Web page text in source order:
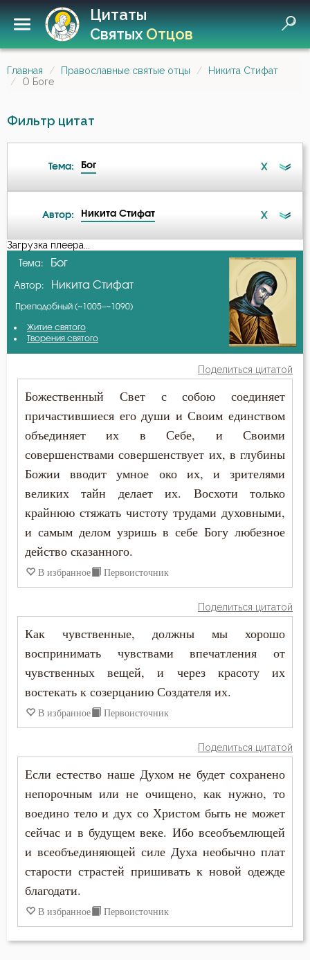
Цитаты
СвятыхОтцов
Главная Православные святые отцы
Никита Стифат
О Боге
Фильтр цитат
Тема: Бог X
Ангел
Бесстрастие
Бесы
Блуд
Богатство
Богопознание
Болезнь
Борьба
Воздаяние
Воплощение
Гнев
Грех
Девство
Добродетель
Духовная жизнь
Душа
Автор: Никита Стифат X
А-я
Авва Дорофей
Антоний Великий
Афанасий Великий
Василий Великий
Григорий Богослов
Григорий Нисский
Григорий Палама
Григорий Синаит
Димитрий Ростовский
Игнатий Брянчанинов
Иоанн Дамаскин
Иоанн Златоуст
Иоанн Кассиан Римлянин
Иоанн Лествичник
Исаак Сирин Ниневийский
Исидор Пелусиот
Исихий Иерусалимский
Киприан Карфагенский
Кирилл Иерусалимский
Загрузка плеера...
Тема: Бог
Автор: Никита Стифат
Преподобный (~1005–~1090)
Житие святого
Творения святого
Поделиться цитатой
Божественный Свет с собою соединяет
причастившиеся его души и Своим единством
объединяет их в Себе, и Своими
совершенствами совершенствует их, в глубины
Божии вводит умное око их, и зрителями
великих тайн делает их. Восхоти только
крайнюю стяжать чистоту трудами духовными,
и самым делом узришь в себе Богу любезное
действо сказанного.
В избранное Первоисточник
Поделиться цитатой
Как чувственные, должны мы хорошо
воспринимать чувствами впечатления от
чувственных вещей, и через красоту их
востекать к созерцанию Создателя их.
В избранное Первоисточник
Поделиться цитатой
Если естество наше Духом не будет сохранено
непорочным или не очищено, как нужно, то
воедино тело и дух со Христом быть не может
сейчас и в будущем веке. Ибо всеобъемлющей
и всеобъединяющей силе Духа необычно плат
старости страстей пришивать к новой одежде
благодати.
В избранное Первоисточник